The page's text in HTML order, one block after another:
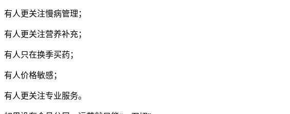
有人更关注慢病管理；
有人更关注营养补充；
有人只在换季买药；
有人价格敏感；
有人更关注专业服务。